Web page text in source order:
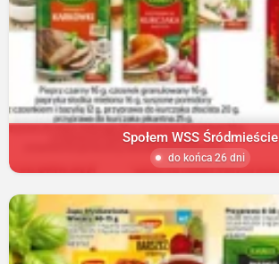
Społem WSS Śródmieście
do końca 26 dni